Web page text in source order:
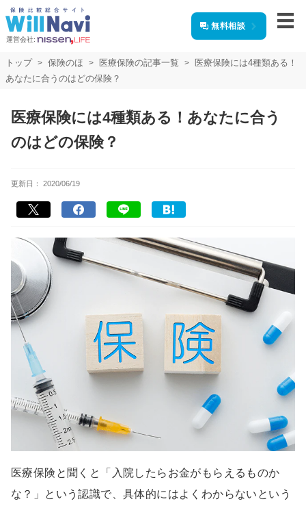
運営会社:
無料相談
トップ 保険のほ 医療保険の記事一覧
医療保険には4種類ある！
あなたに合うのはどの保険？
医療保険には4種類ある！あなたに合う
のはどの保険？
更新日： 2020/06/19
医療保険と聞くと「入院したらお金がもらえるものか
な？」という認識で、具体的にはよくわからないという